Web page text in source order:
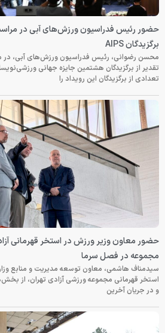
حضور رئیس فدراسیون ورزش‌های آبی در مراسم
برگزیدگان AIPS
محسن رضوانی، رئیس فدراسیون ورزش‌های آبی، در
تعدادی از برگزیدگان این رویداد را
حضور معاون وزیر ورزش در استخر قهرمانی
مجموعه در فصل سرما
سیدمناف هاشمی، معاون توسعه مدیریت و منابع
استخر قهرمانی مجموعه ورزشی آزادی تهران، از
و در جریان آخرین